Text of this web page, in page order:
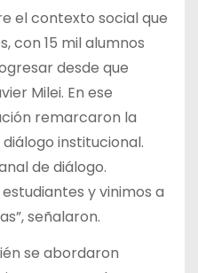
el contexto social que
con 15 mil alumnos
desde que
Milei. En ese
remarcaron la
institucional.
de diálogo.
y vinimos a
señalaron.
se abordaron